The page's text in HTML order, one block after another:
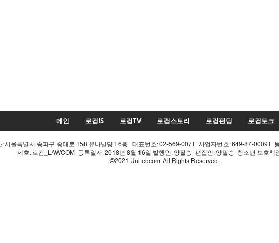
메인 로컴IS 로컴TV 로컴스토리 로컴펀딩 로컴토크
: 서울특별시 송파구 중대로 158 유나빌딩1 6층 대표번호: 02-569-0071 사업자번호: 649-87-00091
제호: 로컴_LAWCOM 등록일자: 2018년 8월 16일 발행인: 양필승 편집인: 양필승 청소년 보호
©2021 Unitedcom. All Rights Reserved.